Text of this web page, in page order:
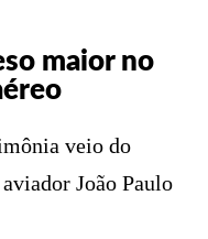
maior no
veio do
João Paulo